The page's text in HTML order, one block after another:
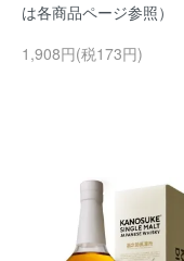
は各商品ページ参照）
1,908円(税173円)